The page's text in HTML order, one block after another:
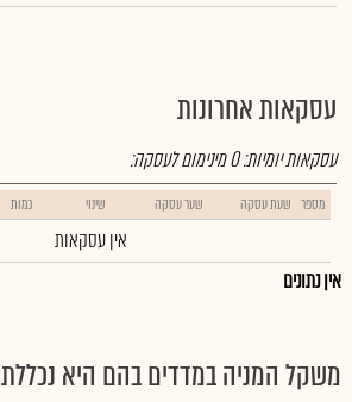
עסקאות אחרונות
עסקאות יומיות:0מינימום לעסקה:
מספר שעת עסקה שער עסקה שינוי כמות
אין עסקאות
אין נתונים
משקל המניה במדדים בהם היא נכללת